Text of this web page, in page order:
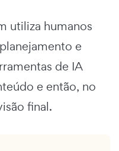
utiliza humanos
e
de IA
e então, no
final.